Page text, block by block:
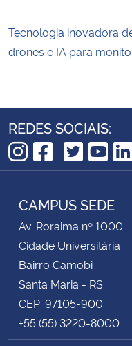
Tecnologia inovadora
drones e IA para
REDES SOCIAIS:
Instagram
TikTok
CAMPUS SEDE
Av. Roraima nº 1000
Cidade Universitária
Bairro Camobi
Santa Maria - RS
CEP: 97105-900
+55 (55) 3220-8000